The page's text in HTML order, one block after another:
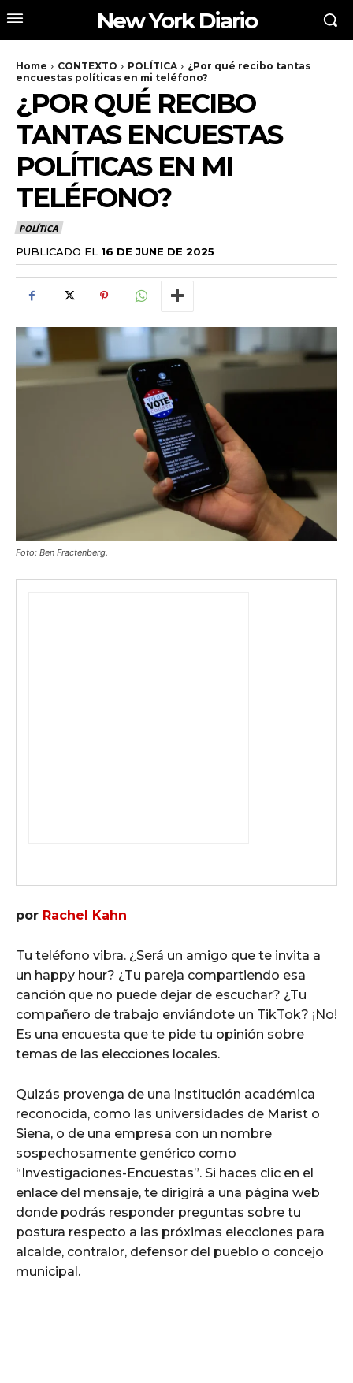
New York Diario
Home CONTEXTO POLÍTICA
¿Por qué recibo tantas
encuestas políticas en mi teléfono?
¿POR QUÉ RECIBO
TANTAS ENCUESTAS
POLÍTICAS EN MI
TELÉFONO?
POLÍTICA
PUBLICADO EL 16 DE JUNE DE 2025
Foto: Ben Fractenberg.
por Rachel Kahn
Tu teléfono vibra. ¿Será un amigo que te invita a
un happy hour? ¿Tu pareja compartiendo esa
canción que no puede dejar de escuchar? ¿Tu
compañero de trabajo enviándote un TikTok? ¡No!
Es una encuesta que te pide tu opinión sobre
temas de las elecciones locales.
Quizás provenga de una institución académica
reconocida, como las universidades de Marist o
Siena, o de una empresa con un nombre
sospechosamente genérico como
“Investigaciones-Encuestas”. Si haces clic en el
enlace del mensaje, te dirigirá a una página web
donde podrás responder preguntas sobre tu
postura respecto a las próximas elecciones para
alcalde, contralor, defensor del pueblo o concejo
municipal.